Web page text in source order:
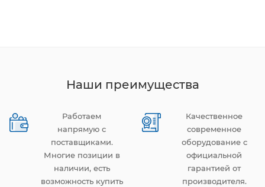
Наши преимущества
Работаем
напрямую с
поставщиками.
Многие позиции в
наличии, есть
возможность купить
Качественное
современное
оборудование с
официальной
гарантией от
производителя.